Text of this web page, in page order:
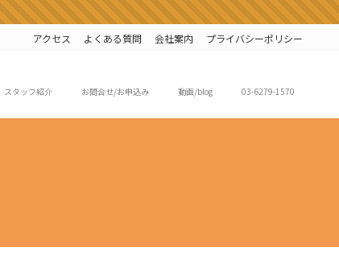
アクセス よくある質問 会社案内 プライバシーポリシー
スタッフ紹介 お問合せ/お申込み 動画/blog 03-6279-1570